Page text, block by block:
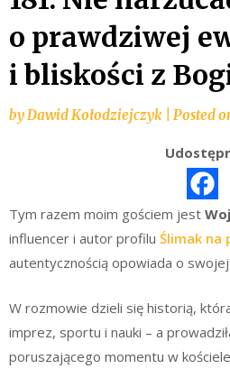
o prawdziwej
i bliskości z
byDawid Kołodziejczyk Posted
Tym razem moim gościem jest
influencer i autor profilu Ślimak na
autentycznością opowiada o
W rozmowie dzieli się historią,
imprez, sportu i nauki – a
poruszającego momentu w